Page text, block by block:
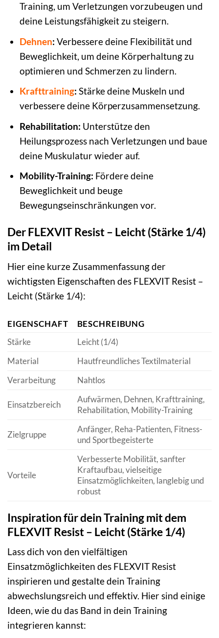
Training, um Verletzungen vorzubeugen und
deine Leistungsfähigkeit zu steigern.
Dehnen: Verbessere deine Flexibilität und
Beweglichkeit, um deine Körperhaltung zu
optimieren und Schmerzen zu lindern.
Krafttraining: Stärke deine Muskeln und
verbessere deine Körperzusammensetzung.
Rehabilitation: Unterstütze den
Heilungsprozess nach Verletzungen und baue
deine Muskulatur wieder auf.
Mobility-Training: Fördere deine
Beweglichkeit und beuge
Bewegungseinschränkungen vor.
Der FLEXVIT Resist – Leicht (Stärke 1/4)
im Detail
Hier eine kurze Zusammenfassung der
wichtigsten Eigenschaften des FLEXVIT Resist –
Leicht (Stärke 1/4):
EIGENSCHAFT
BESCHREIBUNG
Stärke
Leicht (1/4)
Material
Hautfreundliches Textilmaterial
Verarbeitung
Nahtlos
Einsatzbereich
Aufwärmen, Dehnen, Krafttraining,
Rehabilitation, Mobility-Training
Zielgruppe
Anfänger, Reha-Patienten, Fitness-
und Sportbegeisterte
Vorteile
Verbesserte Mobilität, sanfter
Kraftaufbau, vielseitige
Einsatzmöglichkeiten, langlebig und
robust
Inspiration für dein Training mit dem
FLEXVIT Resist – Leicht (Stärke 1/4)
Lass dich von den vielfältigen
Einsatzmöglichkeiten des FLEXVIT Resist
inspirieren und gestalte dein Training
abwechslungsreich und effektiv. Hier sind einige
Ideen, wie du das Band in dein Training
integrieren kannst: